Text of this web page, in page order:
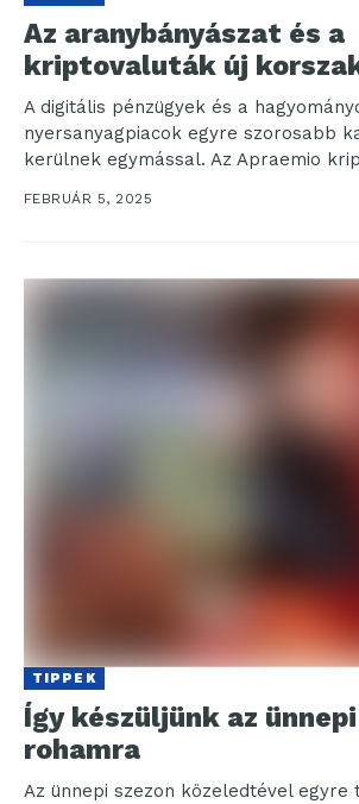
Az aranybányászat és a
kriptovaluták új
A digitális pénzügyek és a
nyersanyagpiacok egyre szorosabb
kerülnek egymással. Az Apraemio
remek példa erre, ami az
FEBRUÁR 5, 2025
TIPPEK
Így készüljünk az
rohamra
Az ünnepi szezon közeledtével egyre